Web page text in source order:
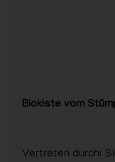
Biokiste vom
Vertreten durch: